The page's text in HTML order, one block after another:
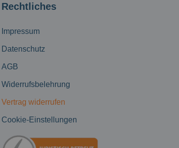
Rechtliches
Impressum
Datenschutz
AGB
Widerrufsbelehrung
Vertrag widerrufen
Cookie-Einstellungen